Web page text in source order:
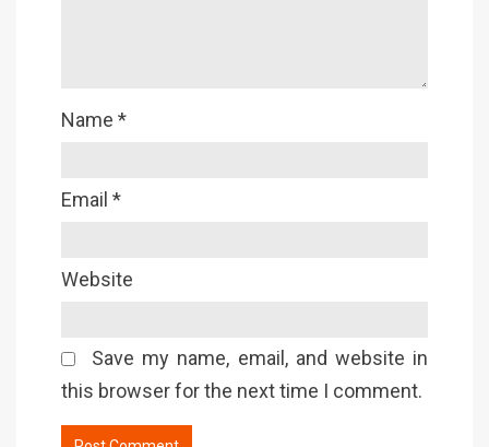
Name *
Email *
Website
Save my name, email, and website in
this browser for the next time I comment.